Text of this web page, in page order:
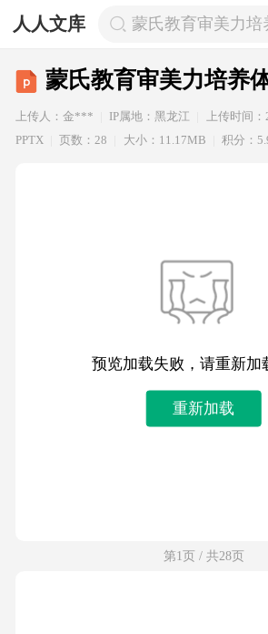
人人文库 蒙氏教育审美力培
蒙氏教育审美力培养
上传人：金*** IP属地：黑龙江 上传时间
PPTX
页数：28 大小：11.17MB 积分：
预览加载失败，请重新加
重新加载
第1页 / 共28页